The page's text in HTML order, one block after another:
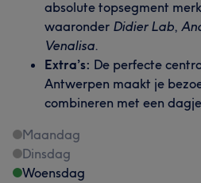
absolute topsegment
waaronder Didier Lab,
Venalisa.
Extra’s: De perfecte
Antwerpen maakt je
combineren met een
Maandag
Dinsdag
Woensdag